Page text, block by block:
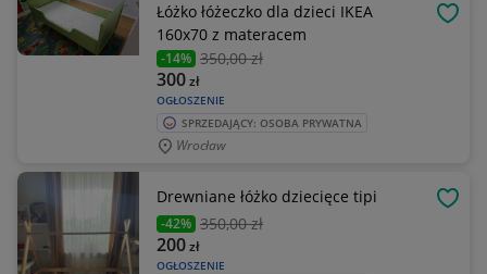
Łóżko łóżeczko dla dzieci IKEA
160x70 z materacem
-14% 350,00 zł
OGŁOSZENIE
300zł
SPRZEDAJĄCY: OSOBA PRYWATNA
Wrocław
Drewniane łóżko dziecięce tipi
-42% 350,00 zł
OGŁOSZENIE
200zł